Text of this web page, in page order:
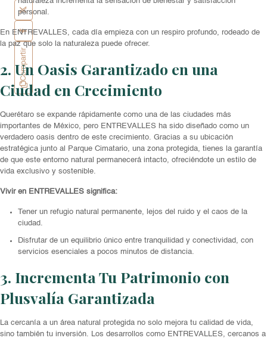
Compartir
personal.
En ENTREVALLES, cada día empieza con un respiro profundo, rodeado de
la paz que solo la naturaleza puede ofrecer.
2. Un Oasis Garantizado en una
Ciudad en Crecimiento
Querétaro se expande rápidamente como una de las ciudades más
importantes de México, pero ENTREVALLES ha sido diseñado como un
verdadero oasis dentro de este crecimiento. Gracias a su ubicación
estratégica junto al Parque Cimatario, una zona protegida, tienes la garantía
de que este entorno natural permanecerá intacto, ofreciéndote un estilo de
vida exclusivo y sostenible.
Vivir en ENTREVALLES significa:
Tener un refugio natural permanente, lejos del ruido y el caos de la
ciudad.
Disfrutar de un equilibrio único entre tranquilidad y conectividad, con
servicios esenciales a pocos minutos de distancia.
3. Incrementa Tu Patrimonio con
Plusvalía Garantizada
La cercanía a un área natural protegida no solo mejora tu calidad de vida,
sino también tu inversión. Los desarrollos como ENTREVALLES, cercanos a